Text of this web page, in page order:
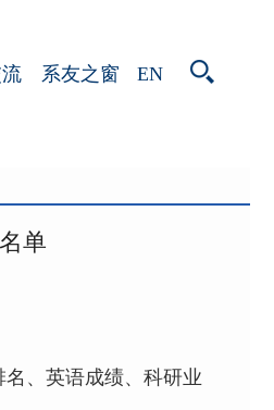
系友之窗 EN
单
、英语成绩、科研业